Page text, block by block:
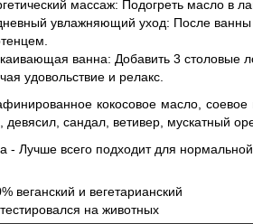
массаж: Подогреть масло в
увлажняющий уход: После ванны
ванна: Добавить 3 столовые
удовольствие и релакс.
кокосовое масло,
девясил, сандал, ветивер, мускатный
- Лучше всего подходит для
веганский и вегетарианский
на животных